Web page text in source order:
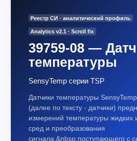
Реестр СИ · аналитический профиль
Analytics v2.1 · Scroll fix
39759-08 —
температуры
SensyTemp серии TSP
Датчики температуры
(далее по тексту - датчики)
измерений температуры жидких
сред и преобразования
сигнала,&nbsp;поступающего с